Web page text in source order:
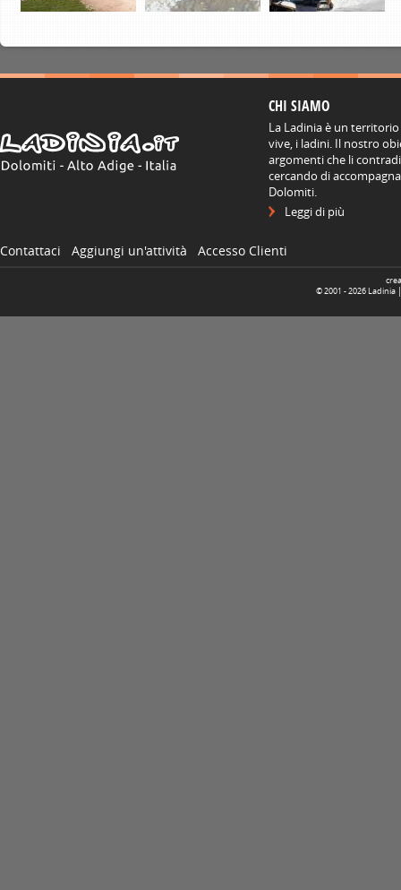
CHI SIAMO
La Ladinia è un
vive, i ladini. Il nostro
argomenti che li
cercando di
Dolomiti.
Leggi di più
Contattaci Aggiungi un'attività Accesso Clienti
© 2001 -2026 Ladinia